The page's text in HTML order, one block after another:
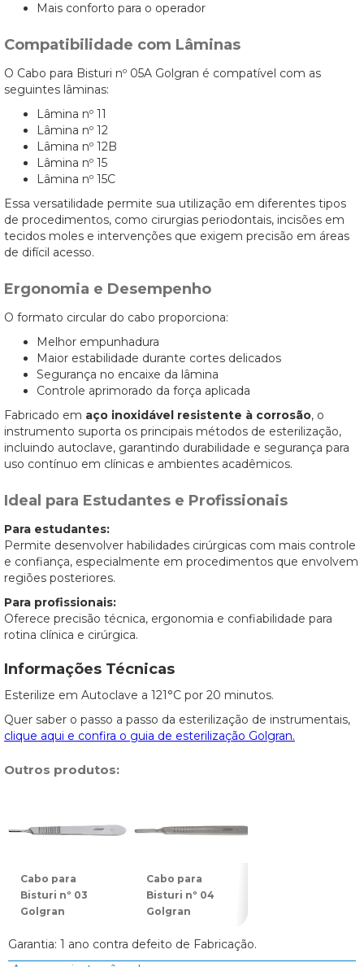
Mais conforto para o operador
Compatibilidade com Lâminas
O Cabo para Bisturi nº 05A Golgran é compatível com as
seguintes lâminas:
Lâmina nº 11
Lâmina nº 12
Lâmina nº 12B
Lâmina nº 15
Lâmina nº 15C
Essa versatilidade permite sua utilização em diferentes tipos
de procedimentos, como cirurgias periodontais, incisões em
tecidos moles e intervenções que exigem precisão em áreas
de difícil acesso.
Ergonomia e Desempenho
O formato circular do cabo proporciona:
Melhor empunhadura
Maior estabilidade durante cortes delicados
Segurança no encaixe da lâmina
Controle aprimorado da força aplicada
Fabricado em aço inoxidável resistente à corrosão, o
instrumento suporta os principais métodos de esterilização,
incluindo autoclave, garantindo durabilidade e segurança para
uso contínuo em clínicas e ambientes acadêmicos.
Ideal para Estudantes e Profissionais
Para estudantes:
Permite desenvolver habilidades cirúrgicas com mais controle
e confiança, especialmente em procedimentos que envolvem
regiões posteriores.
Para profissionais:
Oferece precisão técnica, ergonomia e confiabilidade para
rotina clínica e cirúrgica.
Informações Técnicas
Esterilize em Autoclave a 121°C por 20 minutos.
Quer saber o passo a passo da esterilização de instrumentais,
clique aqui e confira o guia de esterilização Golgran.
Outros produtos:
Cabo para
Bisturi nº 03
Golgran
Cabo para
Bisturi nº 04
Golgran
Garantia: 1 ano contra defeito de Fabricação.